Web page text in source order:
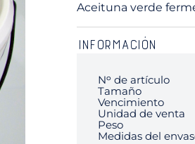
Aceituna verde
INFORMACIÓN
Nᵒ de artículo
Tamaño
Vencimiento
Unidad de venta
Peso
Medidas del